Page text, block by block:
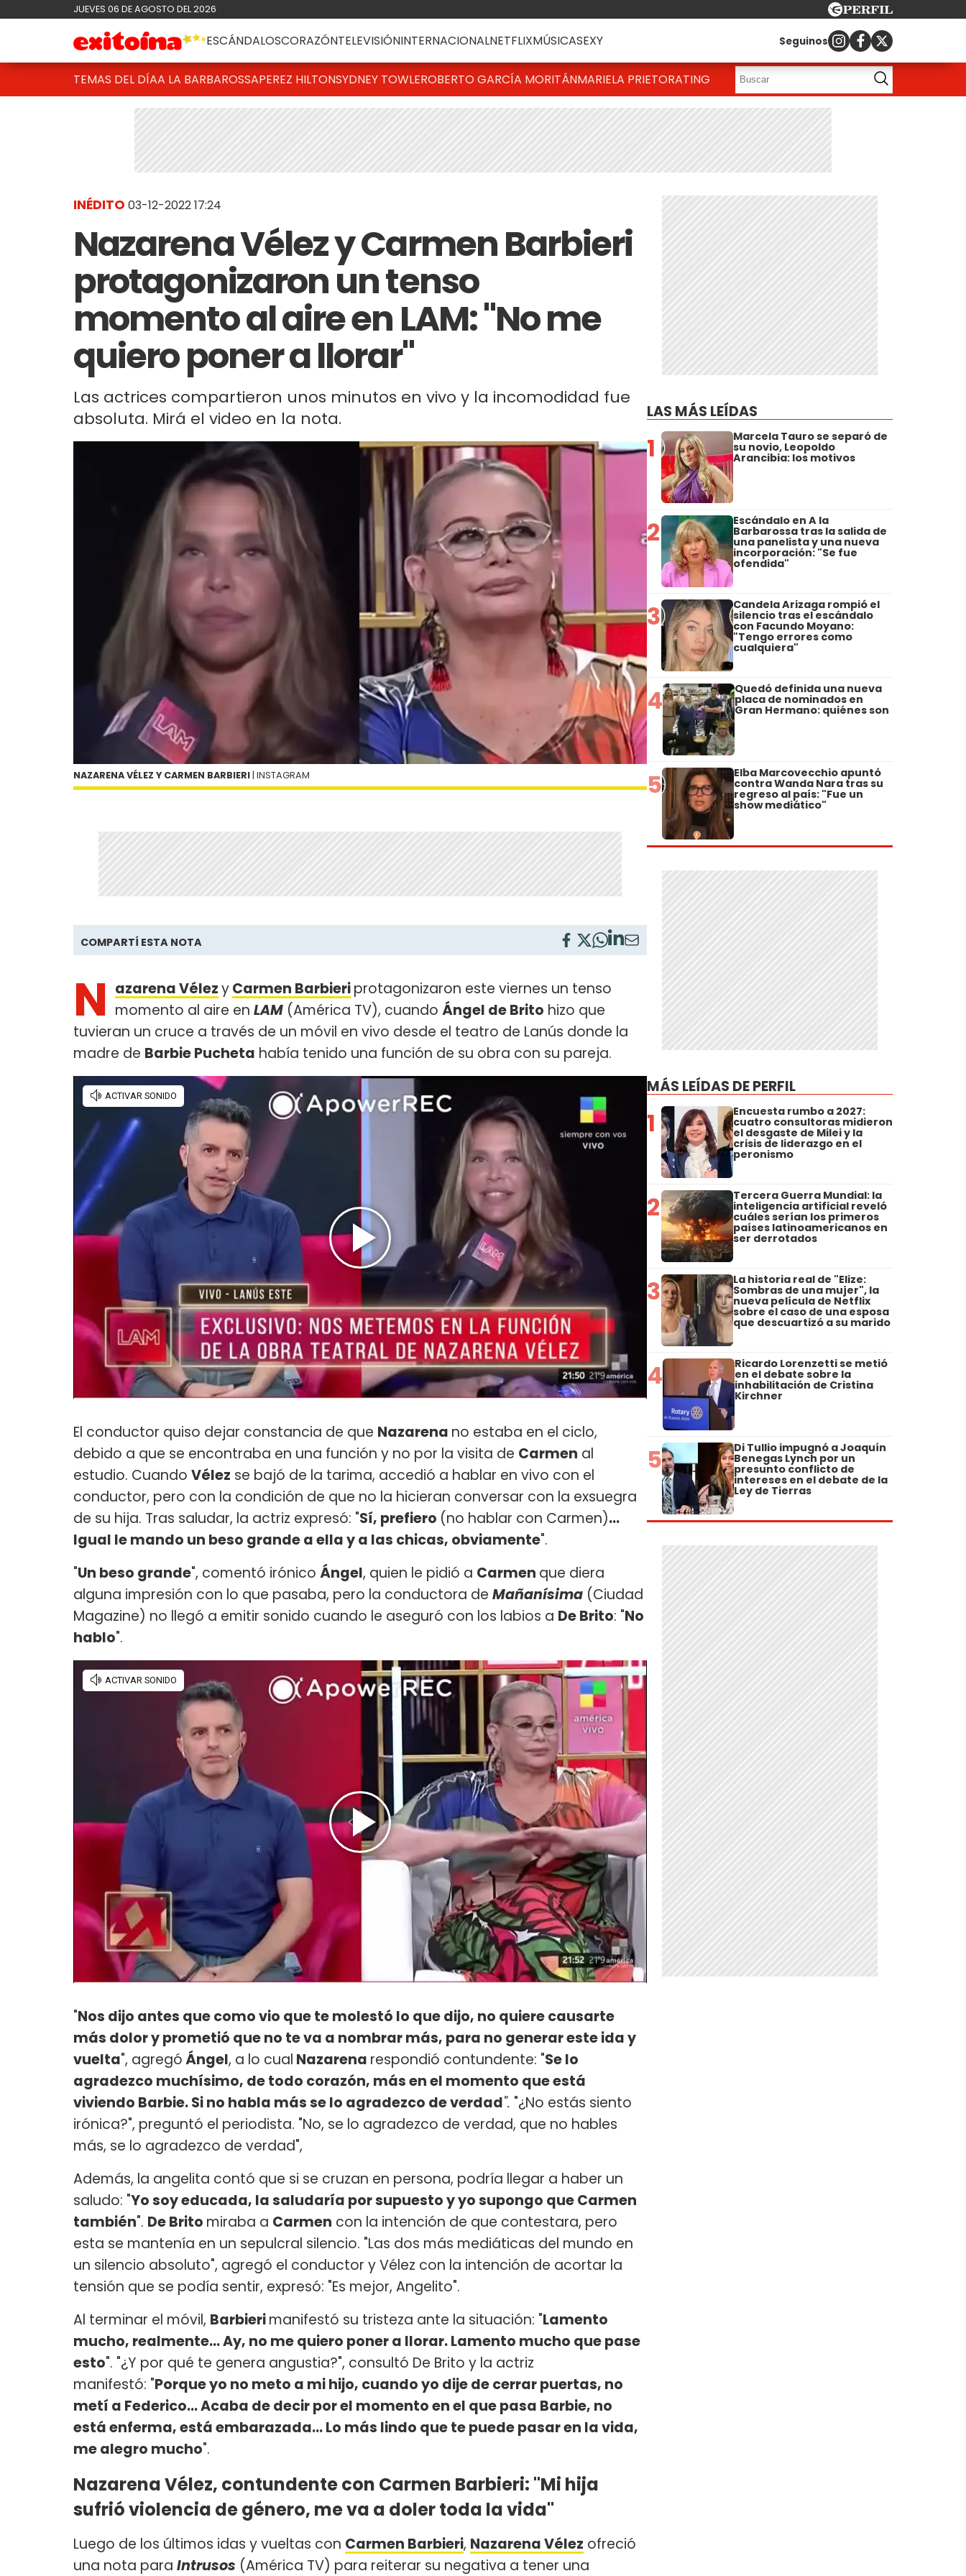
JUEVES 06 DE AGOSTO DEL 2026
ESCÁNDALOSCORAZÓNTELEVISIÓNINTERNACIONALNETFLIXMÚSICASEXY Seguinos
TEMAS DEL DÍAA LA BARBAROSSAPEREZ HILTONSYDNEY TOWLEROBERTO GARCÍA MORITÁNMARIELA PRIETORATING
INÉDITO 03-12-2022 17:24
Nazarena Vélez y Carmen Barbieri
protagonizaron un tenso
momento al aire en LAM: "No me
quiero poner a llorar"
Las actrices compartieron unos minutos en vivo y la incomodidad fue
absoluta. Mirá el video en la nota.
NAZARENA VÉLEZ Y CARMEN BARBIERI | INSTAGRAM
COMPARTÍ ESTA NOTA
N azarena VélezyCarmen Barbieriprotagonizaron este viernes un tenso
momento al aire en LAM (América TV), cuando Ángel de Brito hizo que
tuvieran un cruce a través de un móvil en vivo desde el teatro de Lanús donde la
madre de Barbie Pucheta había tenido una función de su obra con su pareja.
El conductor quiso dejar constancia de que Nazarena no estaba en el ciclo,
debido a que se encontraba en una función y no por la visita de Carmen al
estudio. Cuando Vélez se bajó de la tarima, accedió a hablar en vivo con el
conductor, pero con la condición de que no la hicieran conversar con la exsuegra
de su hija. Tras saludar, la actriz expresó: "Sí, prefiero (no hablar con Carmen)...
Igual le mando un beso grande a ella y a las chicas, obviamente".
"Un beso grande", comentó irónico Ángel, quien le pidió a Carmen que diera
alguna impresión con lo que pasaba, pero la conductora de Mañanísima (Ciudad
Magazine) no llegó a emitir sonido cuando le aseguró con los labios a De Brito: "No
hablo".
"Nos dijo antes que como vio que te molestó lo que dijo, no quiere causarte
más dolor y prometió que no te va a nombrar más, para no generar este ida y
vuelta", agregóÁngel, a lo cual Nazarena respondió contundente: "Se lo
agradezco muchísimo, de todo corazón, más en el momento que está
viviendo Barbie. Si no habla más se lo agradezco de verdad". "¿No estás siento
irónica?", preguntó el periodista. "No, se lo agradezco de verdad, que no hables
más, se lo agradezco de verdad",
Además, la angelita contó que si se cruzan en persona, podría llegar a haber un
saludo: "Yo soy educada, la saludaría por supuesto y yo supongo que Carmen
también". De Brito miraba a Carmen con la intención de que contestara, pero
esta se mantenía en un sepulcral silencio. "Las dos más mediáticas del mundo en
un silencio absoluto", agregó el conductor y Vélez con la intención de acortar la
tensión que se podía sentir, expresó: "Es mejor, Angelito".
Al terminar el móvil, Barbierimanifestó su tristeza ante la situación: "Lamento
mucho, realmente... Ay, no me quiero poner a llorar. Lamento mucho que pase
esto". "¿Y por qué te genera angustia?", consultó De Brito y la actriz
manifestó: "Porque yo no meto a mi hijo, cuando yo dije de cerrar puertas, no
metí a Federico... Acaba de decir por el momento en el que pasa Barbie, no
está enferma, está embarazada... Lo más lindo que te puede pasar en la vida,
me alegro mucho".
Nazarena Vélez, contundente con Carmen Barbieri: "Mi hija
sufrió violencia de género, me va a doler toda la vida"
Luego de los últimos idas y vueltas con Carmen Barbieri, Nazarena Vélez ofreció
una nota para Intrusos (América TV) para reiterar su negativa a tener una
LAS MÁS LEÍDAS
1 Marcela Tauro se separó de
su novio, Leopoldo
Arancibia: los motivos
2 Escándalo en A la
Barbarossa tras la salida de
una panelista y una nueva
incorporación: "Se fue
ofendida"
3 Candela Arizaga rompió el
silencio tras el escándalo
con Facundo Moyano:
"Tengo errores como
cualquiera"
4 Quedó definida una nueva
placa de nominados en
Gran Hermano: quiénes son
5 Elba Marcovecchio apuntó
contra Wanda Nara tras su
regreso al país: "Fue un
show mediático"
MÁS LEÍDAS DE PERFIL
1 Encuesta rumbo a 2027:
cuatro consultoras midieron
el desgaste de Milei y la
crisis de liderazgo en el
peronismo
2 Tercera Guerra Mundial: la
inteligencia artificial reveló
cuáles serían los primeros
países latinoamericanos en
ser derrotados
3 La historia real de "Elize:
Sombras de una mujer", la
nueva película de Netflix
sobre el caso de una esposa
que descuartizó a su marido
4 Ricardo Lorenzetti se metió
en el debate sobre la
inhabilitación de Cristina
Kirchner
5 Di Tullio impugnó a Joaquín
Benegas Lynch por un
presunto conflicto de
intereses en el debate de la
Ley de Tierras